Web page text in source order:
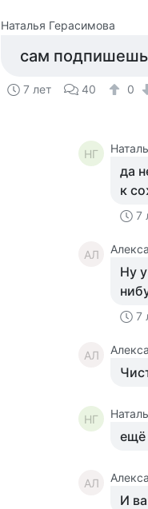
Наталья Герасимова
сам подпишешь
7 лет 40 0
НГ
да
к
7
АЛ
Ну
7
АЛ
НГ
ещё
АЛ
И